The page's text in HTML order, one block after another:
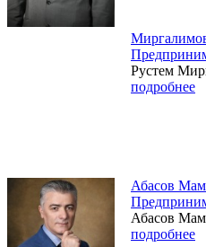
Рустем
подробнее
Абасов
Абасов
подробнее